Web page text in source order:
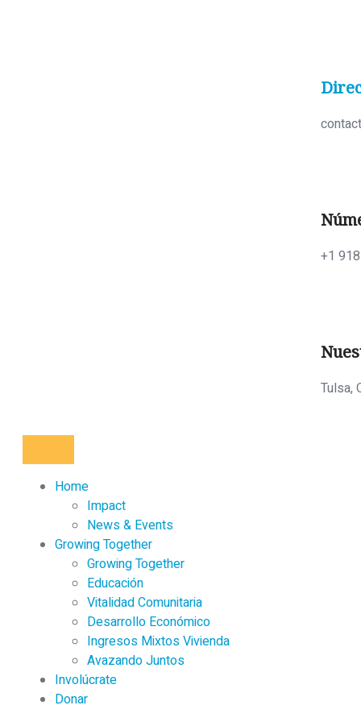
+1
Tulsa,
Home
Impact
News & Events
Growing Together
Growing Together
Educación
Vitalidad Comunitaria
Desarrollo Económico
Ingresos Mixtos Vivienda
Avazando Juntos
Involúcrate
Donar